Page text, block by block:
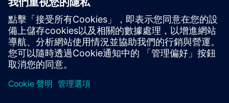
兼容 OpenGL®、NVIDIA® GeForce® GTX 系列或 AMD
Radeon™ RX 系列
硬盤或固態硬盤上可用 40 GB
雲端授權管理需要網際網路連線